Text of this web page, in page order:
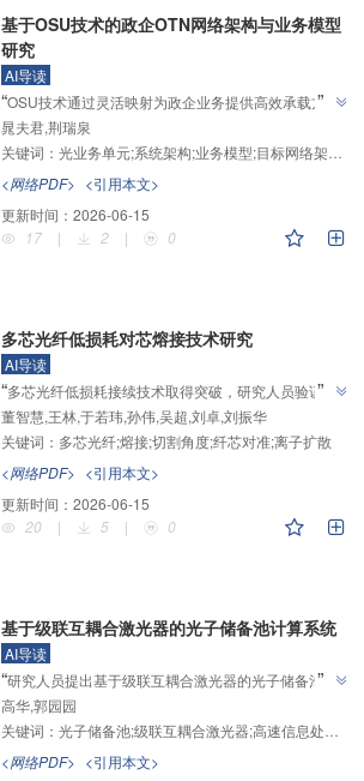
基于OSU技术的政企OTN网络架构与业务模型
研究
AI导读
“OSU技术通过灵活映射为政企业务提供高效承载方
案，解决了OTN在小颗粒业务承载中的不足，实验表
明其可显著减少带宽浪费、降低传输时延，100 Gbit/s
端口可承载4000条专线，为突破政企OTN专线业务瓶
颈提供了有效途径。 ”
”
晁夫君,荆瑞泉
关键词： 光业务单元;系统架构;业务模型;目标网络架构;业务承载方案
<网络PDF> <引用本文>
更新时间： 2026-06-15
17
| 2 | 0
多芯光纤低损耗对芯熔接技术研究
AI导读
“多芯光纤低损耗接续技术取得突破，研究人员验证了
控制光纤端面切割角度和纤芯对齐精度对降低4芯光纤
熔接损耗的重要性，相关方法可推广至其他芯数更多的
光纤（如7芯光纤），为解决多芯光纤工程应用中的关
键技术瓶颈提供解决方案。
”
董智慧,王林,于若玮,孙伟,吴超,刘卓,刘振华
关键词： 多芯光纤;熔接;切割角度;纤芯对准;离子扩散
<网络PDF> <引用本文>
更新时间： 2026-06-15
20
| 5 | 0
基于级联互耦合激光器的光子储备池计算系统
AI导读
“研究人员提出基于级联互耦合激光器的光子储备池计
算系统，验证了双层结构比单层结构具有更优异的信息
处理能力，为高速信息处理系统的设计提供了参考。”
”
高华,郭园园
关键词： 光子储备池;级联互耦合激光器;高速信息处理;Santa-Fe;非线性自回归
<网络PDF> <引用本文>